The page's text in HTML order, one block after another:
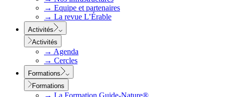
→ Equipe et partenaires
→ La revue L’Érable
Activités
Activités
→ Agenda
→ Cercles
Formations
Formations
→ La Formation Guide-Nature®